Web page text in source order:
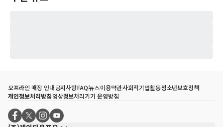
오프라인 매장 안내공지사항FAQ뉴스이용약관사회적기업활동청소년보호정책
개인정보처리방침영상정보처리기기 운영방침